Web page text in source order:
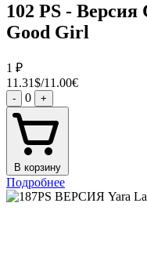
102 PS -
Good Girl
1 ₽
11.31$/11.00€
- 0 +
В корзину
Подробнее